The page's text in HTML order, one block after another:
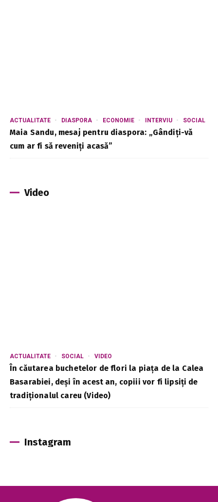
ACTUALITATE DIASPORA ECONOMIE INTERVIU SOCIAL
Maia Sandu, mesaj pentru diaspora: „Gândiți-vă
cum ar fi să reveniți acasă”
Video
ACTUALITATE SOCIAL VIDEO
În căutarea buchetelor de flori la piața de la Calea
Basarabiei, deși în acest an, copiii vor fi lipsiți de
tradiționalul careu (Video)
Instagram